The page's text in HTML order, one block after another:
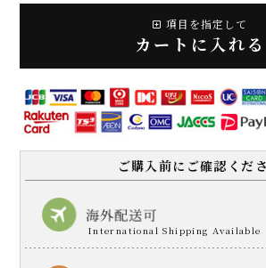
項目を指定して
カートに入れる
ご購入前にご確認くだ